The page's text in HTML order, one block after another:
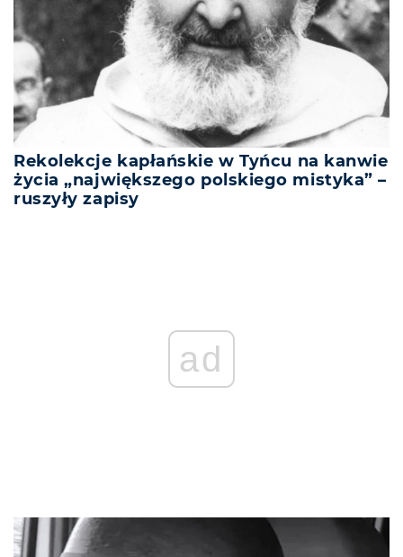
Rekolekcje kapłańskie w Tyńcu na kanwie
życia „największego polskiego mistyka” –
ruszyły zapisy
ad